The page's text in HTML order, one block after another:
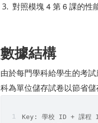
對照模塊 4 第 6 課的性
數據結構
由於每門學科給學生的考
科為單位儲存試卷以節省
Key: 學校 ID + 課程